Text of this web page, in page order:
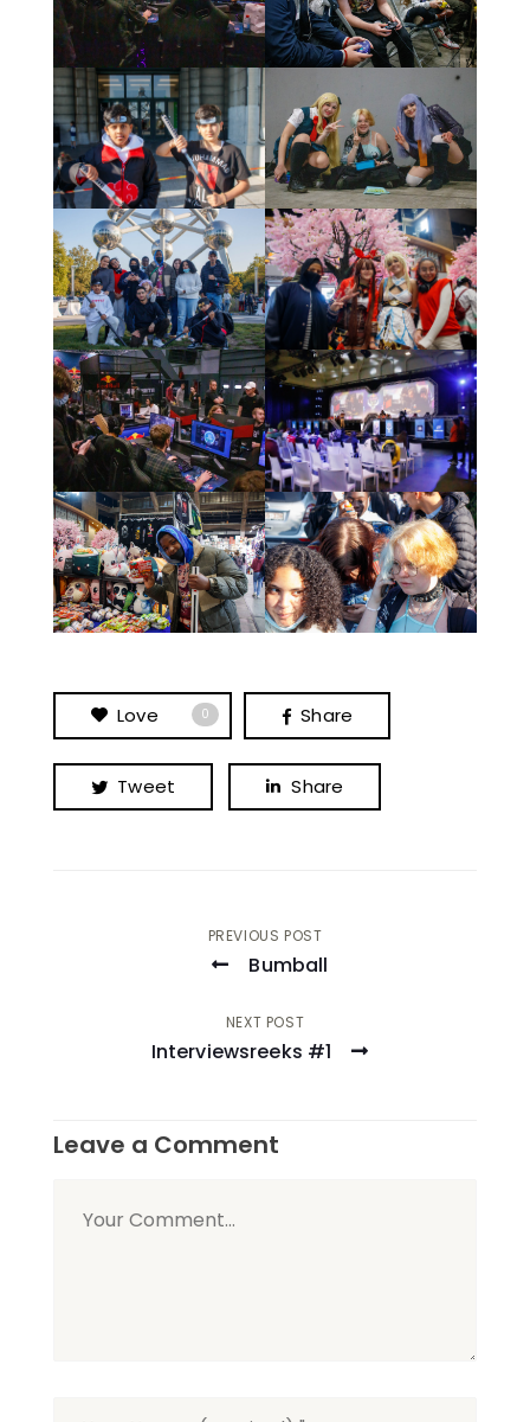
Love 0 Share
Tweet Share
PREVIOUS POST
Bumball
NEXT POST
Interviewsreeks #1
Leave a Comment